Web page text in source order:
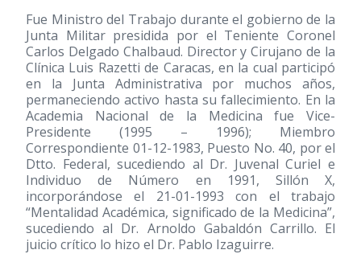
Fue Ministro del Trabajo durante el gobierno de la
Junta Militar presidida por el Teniente Coronel
Carlos Delgado Chalbaud. Director y Cirujano de la
Clínica Luis Razetti de Caracas, en la cual participó
en la Junta Administrativa por muchos años,
permaneciendo activo hasta su fallecimiento. En la
Academia Nacional de la Medicina fue Vice-
Presidente (1995 – 1996); Miembro
Correspondiente 01-12-1983, Puesto No. 40, por el
Dtto. Federal, sucediendo al Dr. Juvenal Curiel e
Individuo de Número en 1991, Sillón X,
incorporándose el 21-01-1993 con el trabajo
“Mentalidad Académica, significado de la Medicina”,
sucediendo al Dr. Arnoldo Gabaldón Carrillo. El
juicio crítico lo hizo el Dr. Pablo Izaguirre.